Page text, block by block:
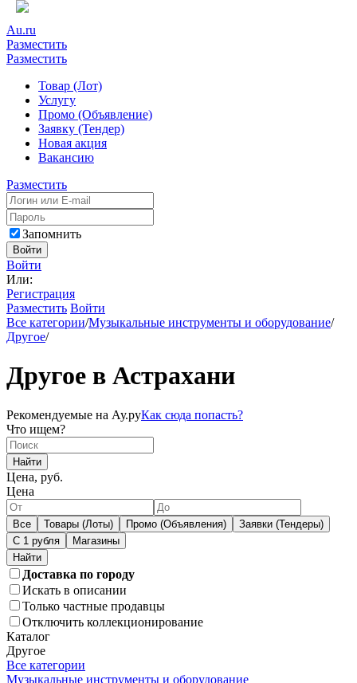
Au.ru
Разместить
Разместить
Товар (Лот)
Услугу
Промо (Объявление)
Заявку (Тендер)
Новая акция
Вакансию
Разместить
Запомнить
Войти
Войти
Или:
Регистрация
Разместить Войти
Все категории/Музыкальные инструменты и оборудование/
Другое/
Другое в Астрахани
Рекомендуемые на Ау.руКак сюда попасть?
Что ищем?
Найти
Цена, руб.
Цена
Все Товары (Лоты) Промо (Объявления)
Заявки (Тендеры)
С 1 рубля
Магазины
Доставка по городу
Искать в описании
Только частные продавцы
Отключить коллекционирование
Каталог
Другое
Все категории
Музыкальные инструменты и оборудование